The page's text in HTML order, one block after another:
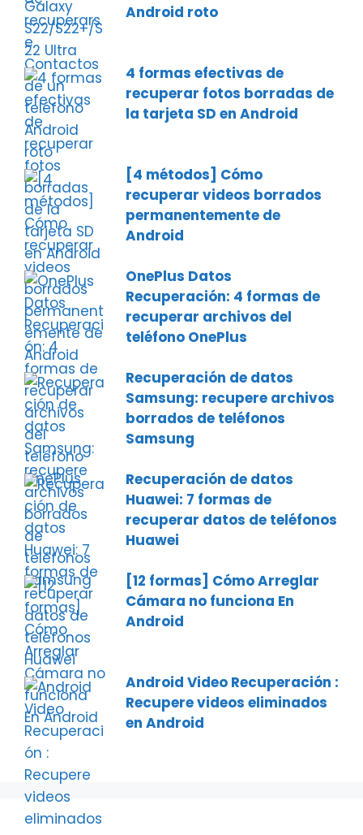
Android roto
4 formas efectivas de
recuperar fotos borradas de
la tarjeta SD en Android
[4 métodos] Cómo
recuperar videos borrados
permanentemente de
Android
OnePlus Datos
Recuperación: 4 formas de
recuperar archivos del
teléfono OnePlus
Recuperación de datos
Samsung: recupere archivos
borrados de teléfonos
Samsung
Recuperación de datos
Huawei: 7 formas de
recuperar datos de teléfonos
Huawei
[12 formas] Cómo Arreglar
Cámara no funciona En
Android
Android Video Recuperación :
Recupere videos eliminados
en Android